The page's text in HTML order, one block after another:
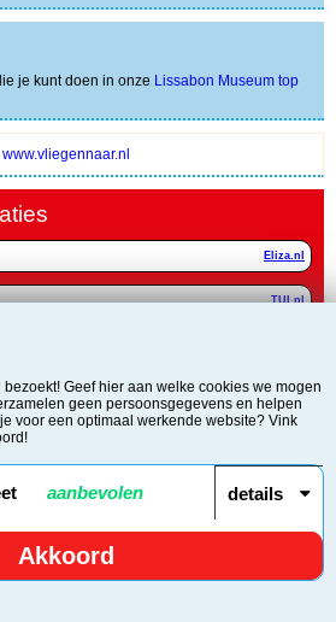
je kunt doen in onze Lissabon Museum top
www.vliegennaar.nl
Eliza.nl
TUI.nl
Citytrip deals!
Surprise Tickets / KvK 34266440 | BTW
817598479.B01
Surprisetickets.nl
Geef hier aan welke cookies we mogen
geen persoonsgegevens en helpen
voor een optimaal werkende website? Vink
aanbevolen details
Akkoord